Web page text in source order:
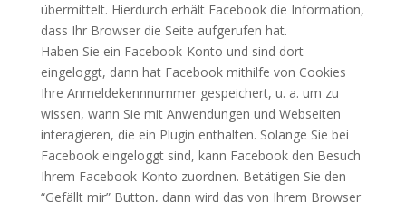
übermittelt. Hierdurch erhält Facebook die Information,
dass Ihr Browser die Seite aufgerufen hat.
Haben Sie ein Facebook-Konto und sind dort
eingeloggt, dann hat Facebook mithilfe von Cookies
Ihre Anmeldekennnummer gespeichert, u. a. um zu
wissen, wann Sie mit Anwendungen und Webseiten
interagieren, die ein Plugin enthalten. Solange Sie bei
Facebook eingeloggt sind, kann Facebook den Besuch
Ihrem Facebook-Konto zuordnen. Betätigen Sie den
“Gefällt mir” Button, dann wird das von Ihrem Browser